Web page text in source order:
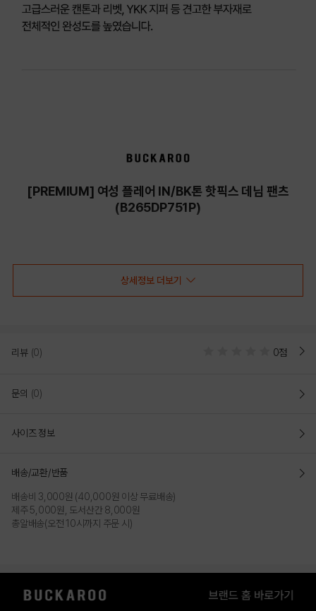
[PREMIUM] 여성 플레어 IN/BK톤 핫픽스 데님 팬츠
(B265DP751P)
상세정보 더보기
리뷰 (0) 0점
문의 (0)
사이즈 정보
배송/교환/반품
배송비 3,000원 (40,000원 이상 무료배송)
제주 5,000원, 도서산간 8,000원
총알배송(오전 10시까지 주문 시)